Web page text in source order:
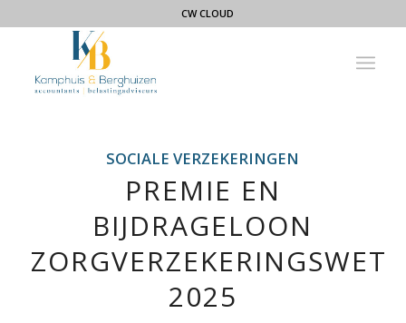
CW CLOUD
SOCIALE VERZEKERINGEN
PREMIE EN
BIJDRAGELOON
ZORGVERZEKERINGSWET
2025